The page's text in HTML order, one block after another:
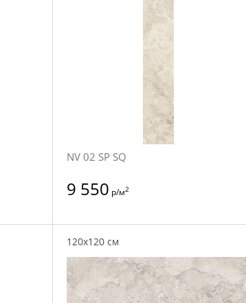
NV 02 SP SQ
9 550 р/м2
120x120 см